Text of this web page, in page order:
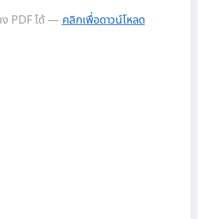
ง PDF ได้ —คลิกเพื่อดาวน์โหลด